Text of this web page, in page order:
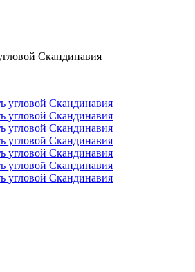
Скандинавия